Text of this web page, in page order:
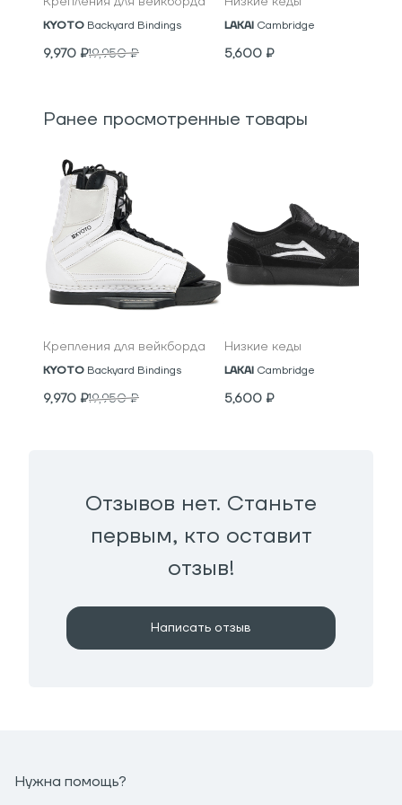
KYOTO Backyard Bindings
9,970 ₽19,950₽
LAKAI Cambridge
5,600 ₽
Ранее просмотренные товары
Крепления для вейкборда
KYOTO Backyard Bindings
9,970 ₽19,950₽
Низкие кеды
LAKAI Cambridge
5,600 ₽
Отзывов нет. Станьте
первым, кто оставит
отзыв!
Написать отзыв
Нужна помощь?